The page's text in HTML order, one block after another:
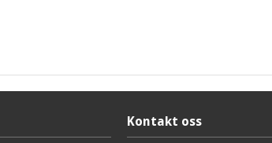
Kontakt oss